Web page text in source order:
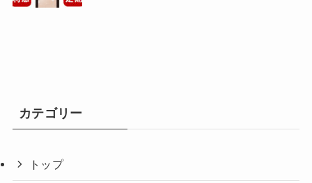
カテゴリー
トップ